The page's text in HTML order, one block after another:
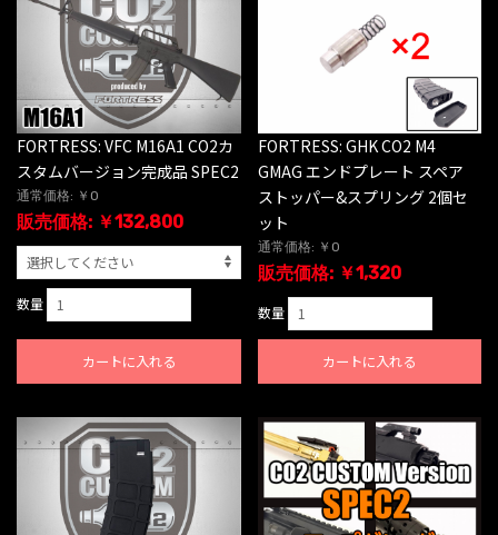
FORTRESS: VFC M16A1 CO2カ
スタムバージョン完成品 SPEC2
通常価格: ￥0
販売価格: ￥132,800
数量
カートに入れる
FORTRESS: GHK CO2 M4
GMAG エンドプレート スペア
ストッパー&スプリング 2個セ
ット
通常価格: ￥0
販売価格: ￥1,320
数量
カートに入れる